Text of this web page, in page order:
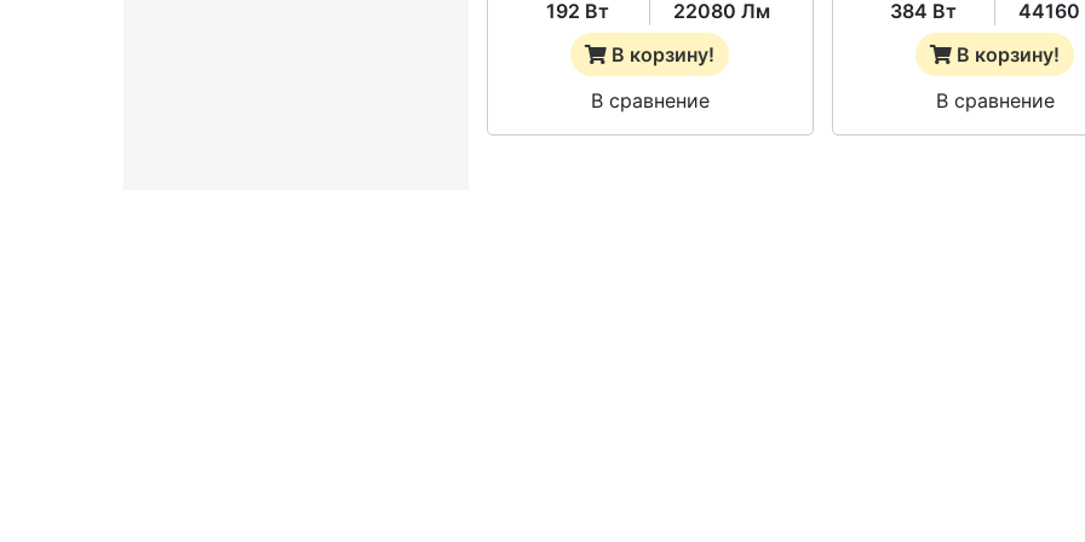
192 Вт
22080 Лм
В корзину!
В сравнение
384 Вт
В корзину!
В сравнение